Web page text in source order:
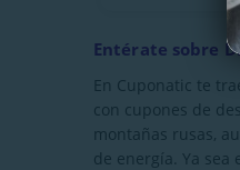
Entérate sobre
En Cuponatic te
con cupones de
montañas rusas,
de energía. Ya sea